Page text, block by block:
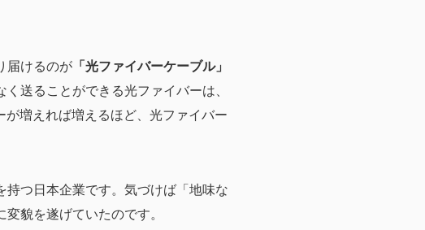
届けるのが 「光ファイバーケーブル」
送ることができる光ファイバーは、
増えれば増えるほど、光ファイバー
つ日本企業です。気づけば「地味な
変貌を遂げていたのです。